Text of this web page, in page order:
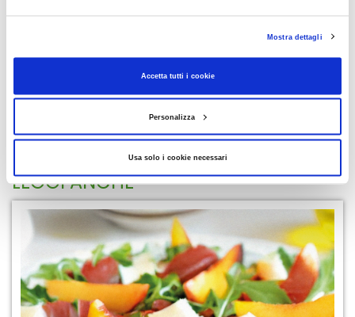
Mostra dettagli
Accetta tutti i cookie
Personalizza
Usa solo i cookie necessari
CONDIVIDI
AGGIUNGI AI PREFERITI
LEGGI ANCHE